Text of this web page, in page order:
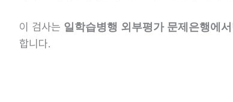
이 검사는 일학습병행 외부평가 문제은행에
합니다.